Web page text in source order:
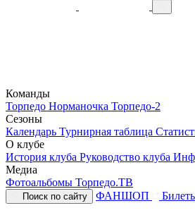
Команды
Торпедо Норманочка Торпедо-2
Сезоны
Календарь Турнирная таблица
О клубе
История клуба Руководство клуба
Медиа
Фотоальбомы Торпедо.ТВ
Поиск по сайту ФАНШОП